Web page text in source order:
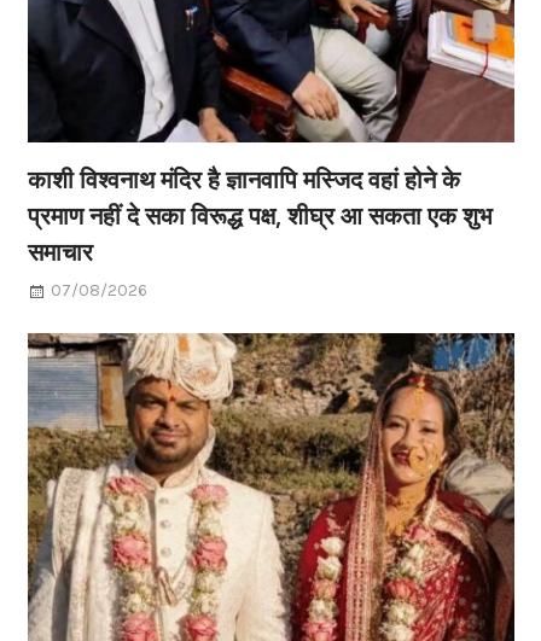
काशी विश्वनाथ मंदिर है ज्ञानवापि मस्जिद वहां होने के
प्रमाण नहीं दे सका विरूद्ध पक्ष, शीघ्र आ सकता एक शुभ
समाचार
07/08/2026